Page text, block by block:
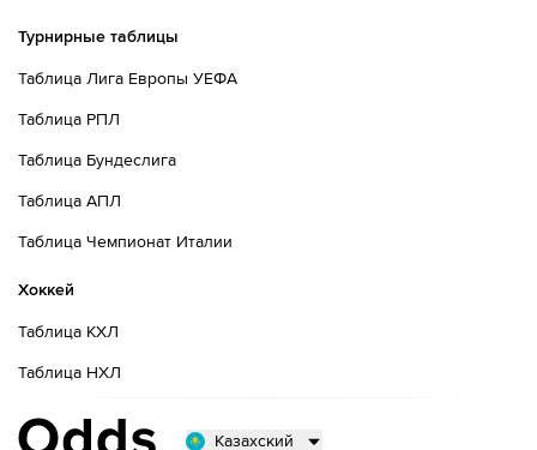
Турнирные таблицы
Таблица Лига Европы УЕФА
Таблица РПЛ
Таблица Бундеслига
Таблица АПЛ
Таблица Чемпионат Италии
Хоккей
Таблица КХЛ
Таблица НХЛ
Казахский